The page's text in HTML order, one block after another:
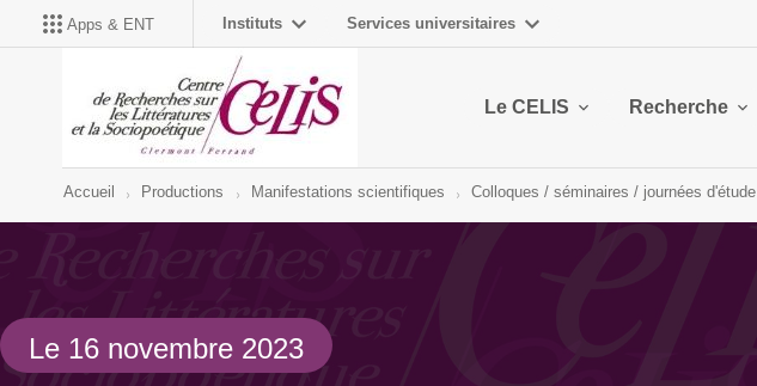
Apps & ENT Instituts Services universitaires
Le CELIS Recherche
Accueil Productions Manifestations scientifiques Colloques / séminaires / journées d'étude
Le 16 novembre 2023